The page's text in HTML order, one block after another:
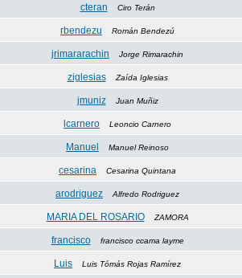
cteran Ciro Terán
rbendezu Román Bendezú
jrimararachin Jorge Rimarachin
ziglesias Zaída Iglesias
jmuniz Juan Muñiz
lcarnero Leoncio Carnero
Manuel Manuel Reinoso
cesarina Cesarina Quintana
arodriguez Alfredo Rodriguez
MARIA DEL ROSARIO ZAMORA
francisco francisco ccama layme
Luis Luis Tómás Rojas Ramírez